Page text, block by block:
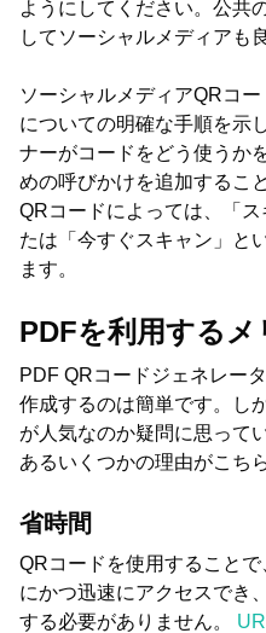
ようにしてください。公共
してソーシャルメディアも
ソーシャルメディアQRコ
についての明確な手順を示
ナーがコードをどう使うか
めの呼びかけを追加するこ
QRコードによっては、「
たは「今すぐスキャン」と
ます。
PDFを利用するメ
PDF QRコードジェネレー
作成するのは簡単です。し
が人気なのか疑問に思って
あるいくつかの理由がこち
省時間
QRコードを使用すること
にかつ迅速にアクセスでき
する必要がありません。